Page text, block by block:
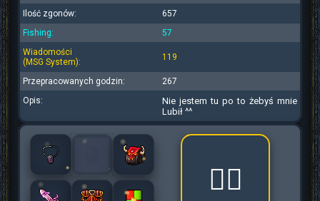
Ilość zgonów:
657
Fishing:
57
Wiadomości
(MSG System):
119
Przepracowanych godzin:
267
Opis:
Nie jestem tu po to żebyś mnie
Lubił ^^
🧟‍♂️